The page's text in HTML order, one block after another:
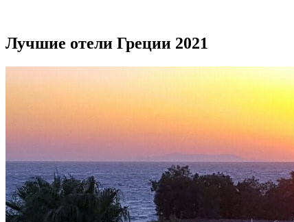
Лучшие отели Греции 2021